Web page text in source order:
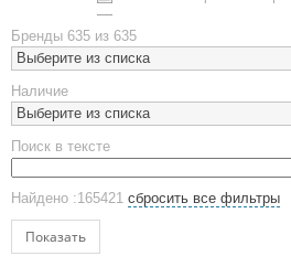
Наборы посуды
Предметы сервировки
Стаканы
Эко кружки
ЕВРОПОСУДА
Аксессуары
Ежедневники и блокноты
Бренды 635 из 635
Выберите из списка
Наличие
Выберите из списка
Поиск в тексте
Найдено :165421 сбросить все фильтры
Показать